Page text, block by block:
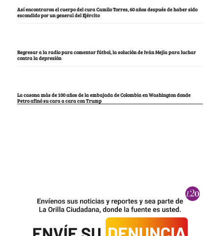
Así encontraron el cuerpo del cura Camilo Torres, 60 años después de haber sido
escondido por un general del Ejército
Regresar a la radio para comentar fútbol, la solución de Iván Mejía para luchar
contra la depresión
La casona más de 100 años de la embajada de Colombia en Washington donde
Petro afinó su cara a cara con Trump